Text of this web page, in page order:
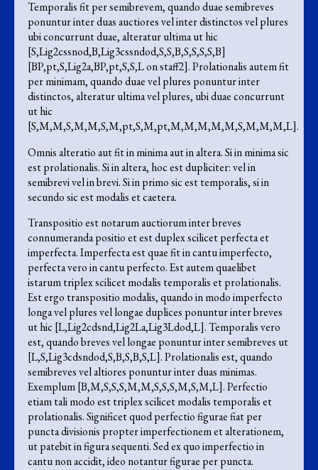
Temporalis fit per semibrevem, quando duae semibreves
ponuntur inter duas auctiores vel inter distinctos vel plures
ubi concurrunt duae, alteratur ultima ut hic
[S,Lig2cssnod,B,Lig3cssndod,S,S,B,S,S,S,S,B]
[BP,pt,S,Lig2a,BP,pt,S,S,L on staff2]. Prolationalis autem fit
per minimam, quando duae vel plures ponuntur inter
distinctos, alteratur ultima vel plures, ubi duae concurrunt
ut hic
[S,M,M,S,M,M,S,M,pt,S,M,pt,M,M,M,M,M,S,M,M,M,L].
Omnis alteratio aut fit in minima aut in altera. Si in minima sic
est prolationalis. Si in altera, hoc est dupliciter: vel in
semibrevi vel in brevi. Si in primo sic est temporalis, si in
secundo sic est modalis et caetera.
Transpositio est notarum auctiorum inter breves
connumeranda positio et est duplex scilicet perfecta et
imperfecta. Imperfecta est quae fit in cantu imperfecto,
perfecta vero in cantu perfecto. Est autem quaelibet
istarum triplex scilicet modalis temporalis et prolationalis.
Est ergo transpositio modalis, quando in modo imperfecto
longa vel plures vel longae duplices ponuntur inter breves
ut hic [L,Lig2cdsnd,Lig2La,Lig3Ldod,L]. Temporalis vero
est, quando breves vel longae ponuntur inter semibreves ut
[L,S,Lig3cdsndod,S,B,S,B,S,L]. Prolationalis est, quando
semibreves vel altiores ponuntur inter duas minimas.
Exemplum [B,M,S,S,S,M,M,S,S,S,M,S,M,L]. Perfectio
etiam tali modo est triplex scilicet modalis temporalis et
prolationalis. Significet quod perfectio figurae fiat per
puncta divisionis propter imperfectionem et alterationem,
ut patebit in figura sequenti. Sed ex quo imperfectio in
cantu non accidit, ideo notantur figurae per puncta.